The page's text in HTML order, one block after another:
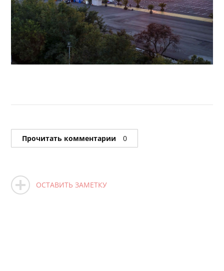
Прочитать комментарии 0
ОСТАВИТЬ ЗАМЕТКУ